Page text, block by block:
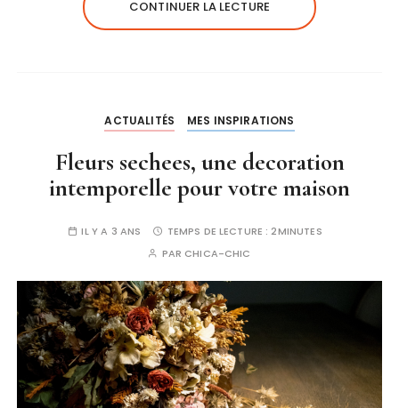
CONTINUER LA LECTURE
ACTUALITÉS MES INSPIRATIONS
Fleurs sechees, une decoration
intemporelle pour votre maison
IL Y A 3 ANS TEMPS DE LECTURE :2MINUTES
PAR CHICA-CHIC